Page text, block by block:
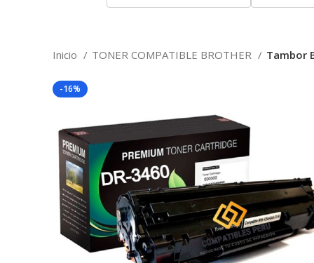
Inicio TONER COMPATIBLE BROTHER Tambor
-16%